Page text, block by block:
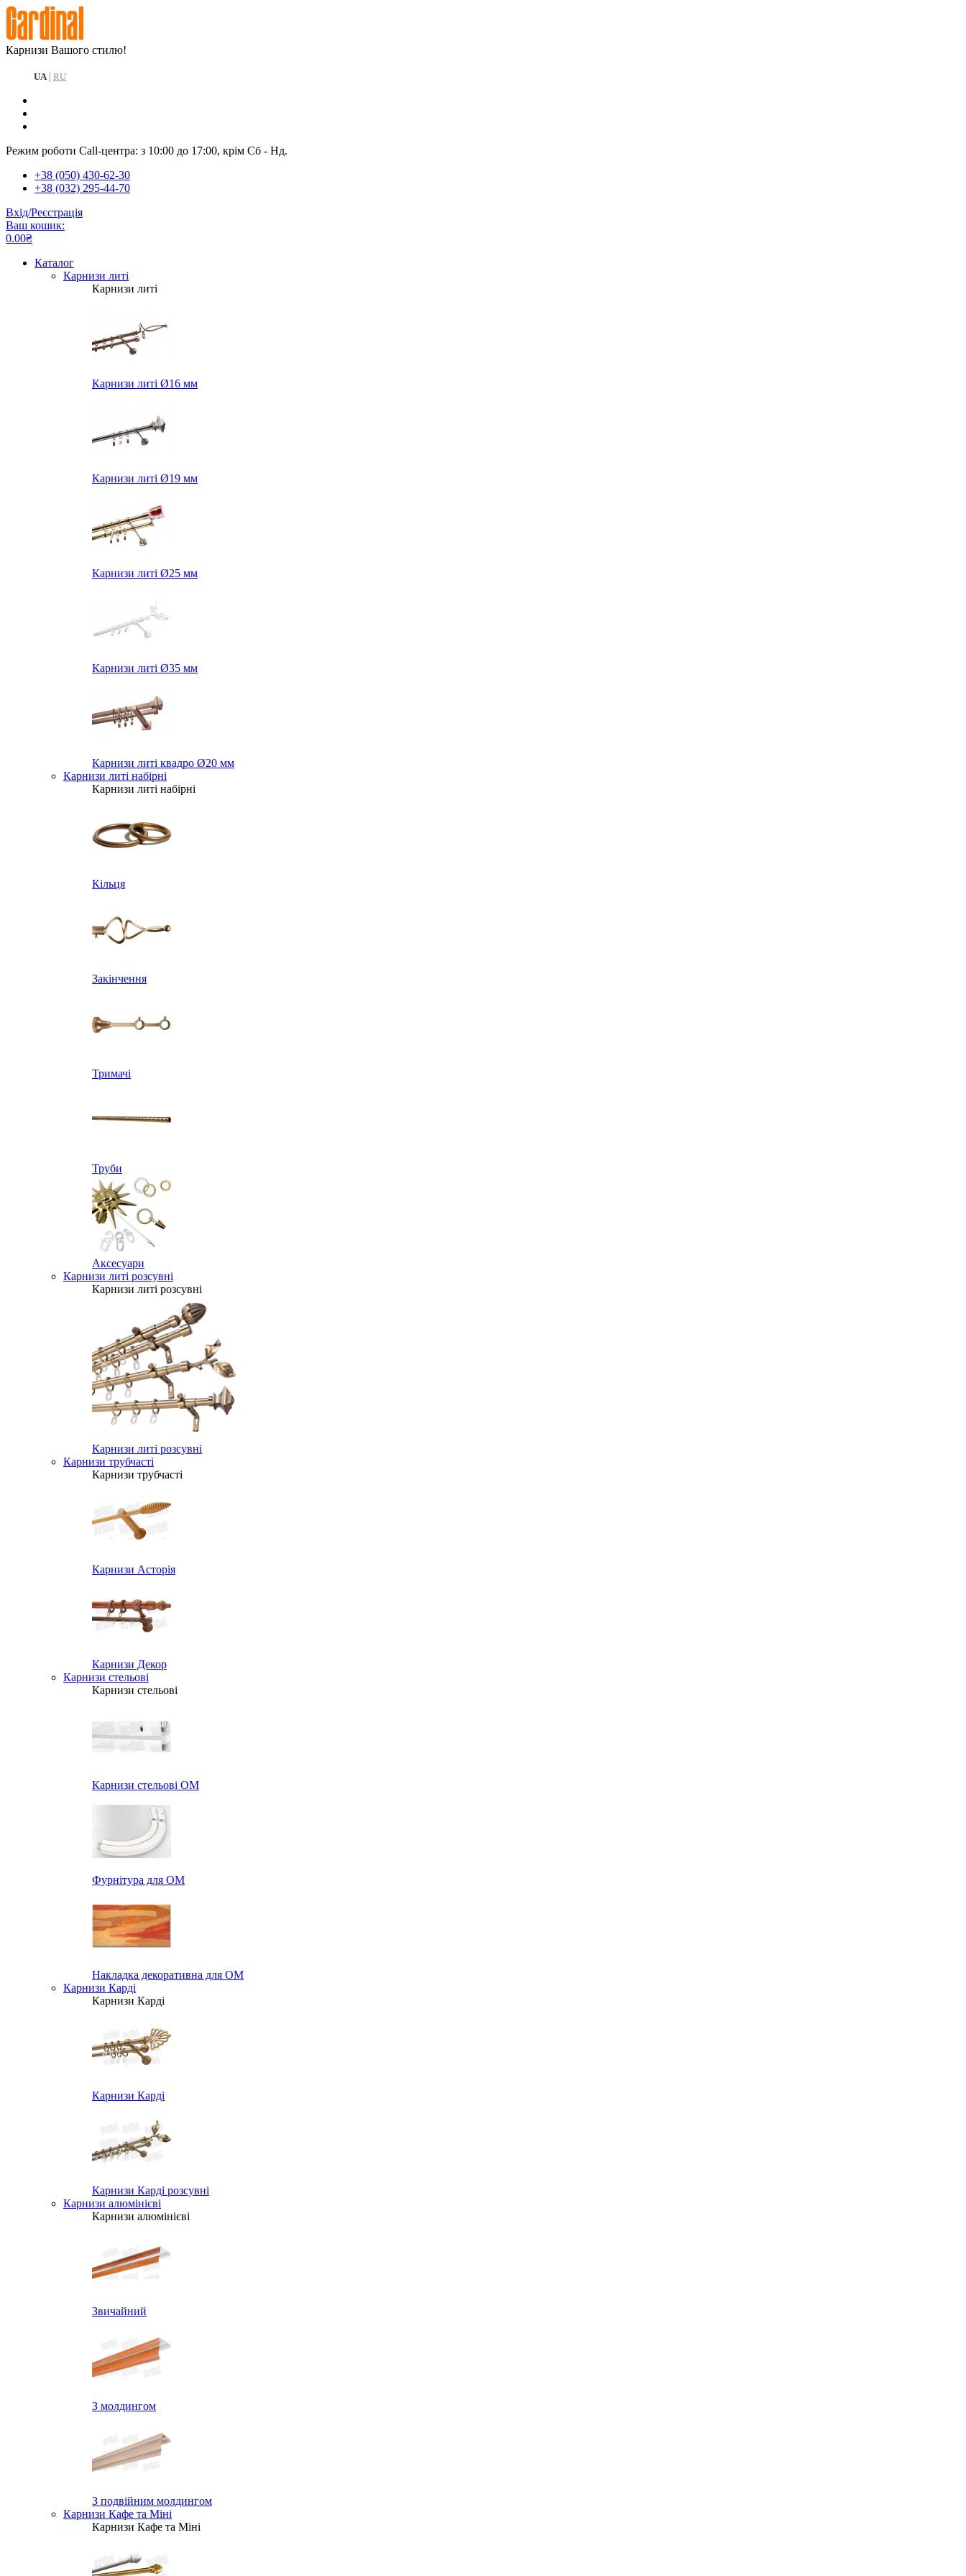
Карнизи Вашого стилю!
UA | RU
Режим роботи Call-центра: з 10:00 до 17:00, крім Сб - Нд.
+38 (050) 430-62-30
+38 (032) 295-44-70
Вхід/Реєстрація
Ваш кошик:
0.00₴
Каталог
Карнизи литі
Карнизи литі
Карнизи литі Ø16 мм
Карнизи литі Ø19 мм
Карнизи литі Ø25 мм
Карнизи литі Ø35 мм
Карнизи литі квадро Ø20 мм
Карнизи литі набірні
Карнизи литі набірні
Кільця
Закінчення
Тримачі
Труби
Аксесуари
Карнизи литі розсувні
Карнизи литі розсувні
Карнизи литі розсувні
Карнизи трубчасті
Карнизи трубчасті
Карнизи Асторія
Карнизи Декор
Карнизи стельові
Карнизи стельові
Карнизи стельові ОМ
Фурнітура для ОМ
Накладка декоративна для ОМ
Карнизи Карді
Карнизи Карді
Карнизи Карді
Карнизи Карді розсувні
Карнизи алюмінієві
Карнизи алюмінієві
Звичайний
З молдингом
З подвійним молдингом
Карнизи Кафе та Міні
Карнизи Кафе та Міні